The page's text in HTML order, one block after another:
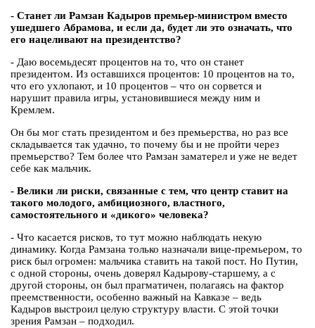
- Станет ли Рамзан Кадыров премьер-министром вместо
ушедшего Абрамова, и если да, будет ли это означать, что
его нацеливают на президентство?
- Даю восемьдесят процентов на то, что он станет
президентом. Из оставшихся процентов: 10 процентов на то,
что его ухлопают, и 10 процентов – что он сорвется и
нарушит правила игры, установившиеся между ним и
Кремлем.
Он бы мог стать президентом и без премьерства, но раз все
складывается так удачно, то почему бы и не пройти через
премьерство? Тем более что Рамзан заматерел и уже не ведет
себе как мальчик.
- Велики ли риски, связанные с тем, что центр ставит на
такого молодого, амбициозного, властного,
самостоятельного и «дикого» человека?
- Что касается рисков, то тут можно наблюдать некую
динамику. Когда Рамзана только назначали вице-премьером, то
риск был огромен: мальчика ставить на такой пост. Но Путин,
с одной стороны, очень доверял Кадырову-старшему, а с
другой стороны, он был прагматичен, полагаясь на фактор
преемственности, особенно важный на Кавказе – ведь
Кадыров выстроил целую структуру власти. С этой точки
зрения Рамзан – подходил.